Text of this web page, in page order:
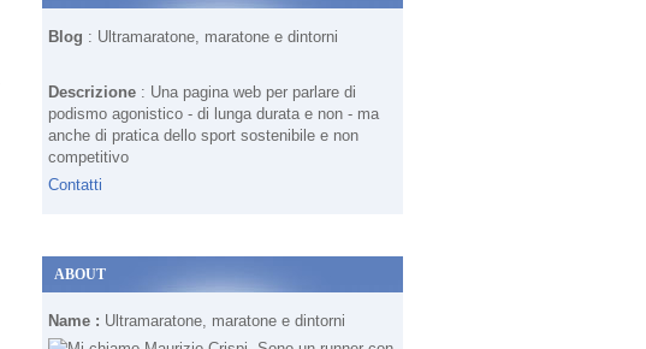
Blog : Ultramaratone, maratone e dintorni
Descrizione : Una pagina web per parlare di
podismo agonistico - di lunga durata e non - ma
anche di pratica dello sport sostenibile e non
competitivo
Contatti
ABOUT
Name : Ultramaratone, maratone e dintorni